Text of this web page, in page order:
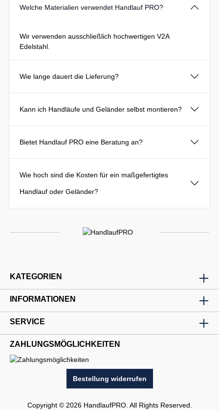
Welche Materialien verwendet Handlauf PRO?
Wir verwenden ausschließlich hochwertigen V2A
Edelstahl.
Wie lange dauert die Lieferung?
Kann ich Handläufe und Geländer selbst montieren?
Bietet Handlauf PRO eine Beratung an?
Wie hoch sind die Kosten für ein maßgefertigtes
Handlauf oder Geländer?
KATEGORIEN
INFORMATIONEN
SERVICE
ZAHLUNGSMÖGLICHKEITEN
Bestellung widerrufen
Copyright © 2026 HandlaufPRO. All Rights Reserved.